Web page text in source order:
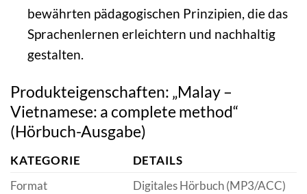
bewährten pädagogischen Prinzipien, die das
Sprachenlernen erleichtern und nachhaltig
gestalten.
Produkteigenschaften: „Malay –
Vietnamese: a complete method“
(Hörbuch-Ausgabe)
KATEGORIE
DETAILS
Format
Digitales Hörbuch (MP3/ACC)